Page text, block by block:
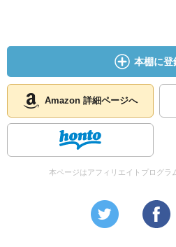
本棚に登
Amazon 詳細ページへ
本ページはアフィリエイトプログラ